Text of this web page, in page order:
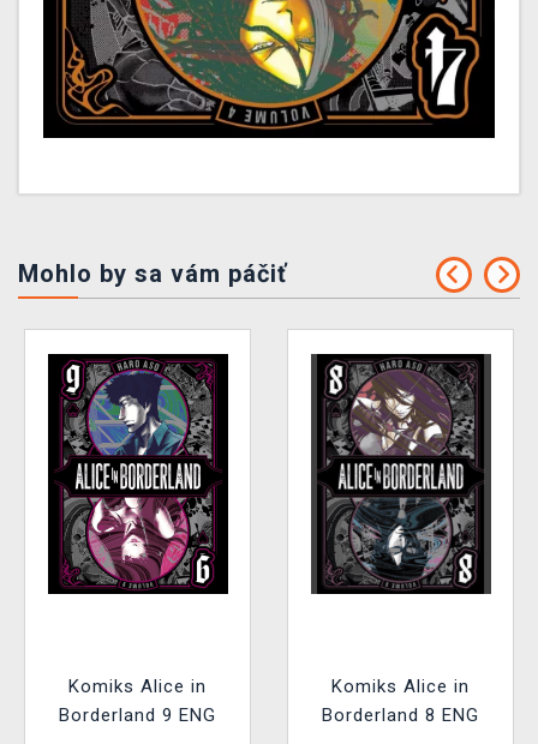
Mohlo by sa vám páčiť
Komiks Alice in
Borderland 9 ENG
Komiks Alice in
Borderland 8 ENG